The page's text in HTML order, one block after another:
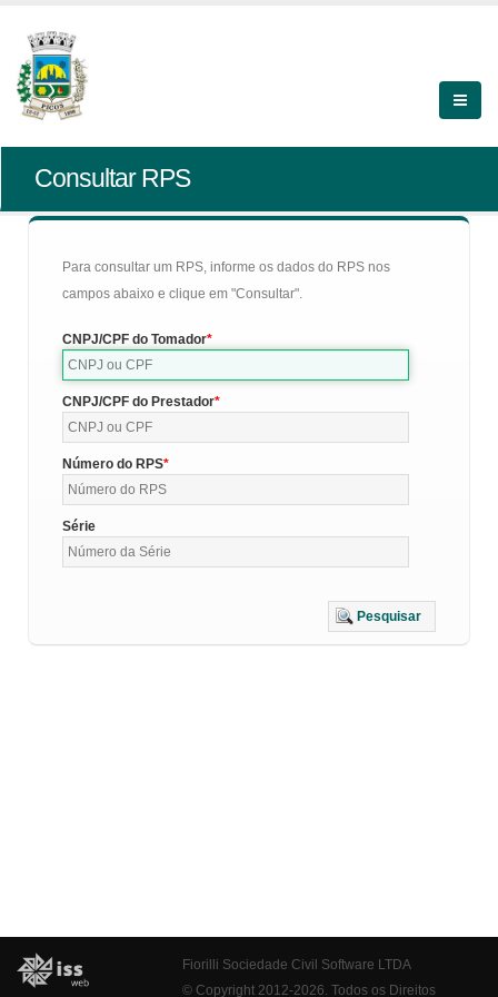
Consultar RPS
Para consultar um RPS, informe os dados do RPS nos
campos abaixo e clique em "Consultar".
CNPJ/CPF do Tomador
CNPJ/CPF do Prestador
Número do RPS
Série
Pesquisar
Fiorilli Sociedade Civil Software LTDA
© Copyright 2012-2026. Todos os Direitos